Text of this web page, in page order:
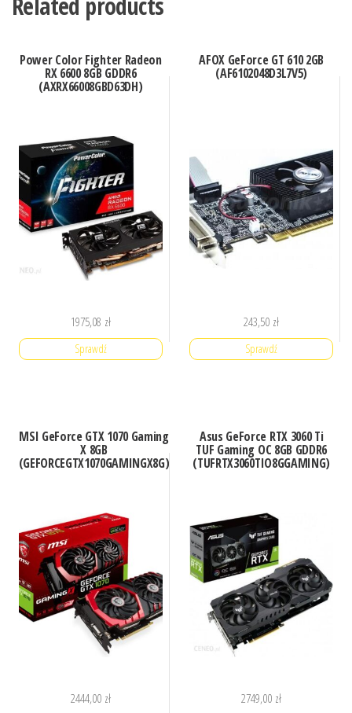
Power Color Fighter Radeon
RX 6600 8GB GDDR6
(AXRX66008GBD63DH)
1975,08 zł
Sprawdź
AFOX GeForce GT 610 2GB
(AF6102048D3L7V5)
243,50 zł
Sprawdź
MSI GeForce GTX 1070 Gaming
X 8GB
(GEFORCEGTX1070GAMINGX8G)
2444,00 zł
Asus GeForce RTX 3060 Ti
TUF Gaming OC 8GB GDDR6
(TUFRTX3060TIO8GGAMING)
2749,00 zł